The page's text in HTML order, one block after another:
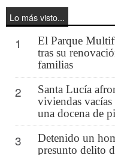
Lo más visto...
1
El Parque
tras su
familias
2
Santa Lucía
viviendas vacías
una docena de
3
Detenido un
presunto delito